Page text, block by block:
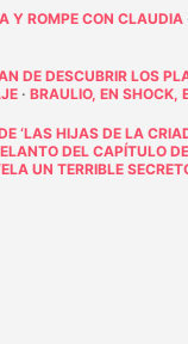
Y ROMPE CON CLAUDIA
DE DESCUBRIR LOS
·BRAULIO, EN SHOCK,
‘LAS HIJAS DE LA
DEL CAPÍTULO
UN TERRIBLE